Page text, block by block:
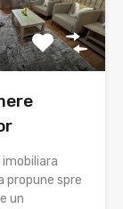
propune spre
un